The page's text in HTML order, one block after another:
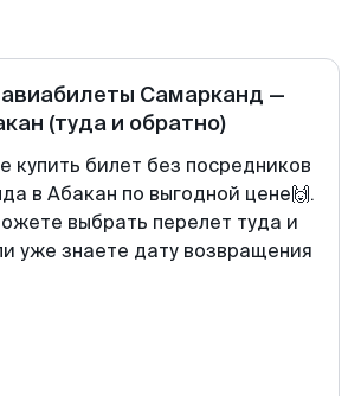
Самарканд —
(туда и обратно)
купить билет без посредников
в Абакан по выгодной цене🙌.
выбрать перелет туда и
уже знаете дату возвращения